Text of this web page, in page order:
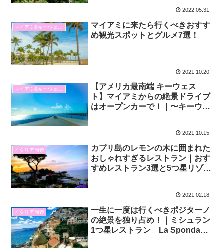
2022.05.31
マイアミに来たら行くべきおすす
め観光スポットとグルメ7選！
2021.10.20
【アメリカ最南端 キーウェス
ト】マイアミからの絶景ドライブ
はオープンカーで！｜〜キーウェ
2021.10.15
イタリア周遊
カプリ島のレモンの木に囲まれた
おしゃれすぎるレストラン｜おす
すめレストラン3選と5つ星リゾー
2021.02.18
イタリア周遊
一生に一度は行くべきポジターノ
の絶景を独り占め！｜ミシュラン
1つ星レストラン La Spondaの